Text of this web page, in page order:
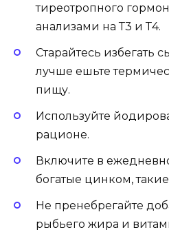
тиреотропного
анализами на Т3 и Т4.
Старайтесь избегать
лучше ешьте
пищу.
Используйте
рационе.
Включите в
богатые цинком,
Не пренебрегайте
рыбьего жира и